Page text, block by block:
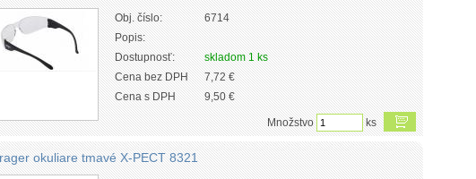
Obj. číslo:
6714
Popis:
Dostupnosť:
skladom 1 ks
Cena bez DPH
7,72 €
Cena s DPH
9,50 €
Množstvo ks
okuliare tmavé X-PECT 8321